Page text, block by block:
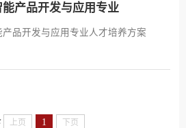
能产品开发与应用专业
产品开发与应用专业人才培养方案
上页 1 下页